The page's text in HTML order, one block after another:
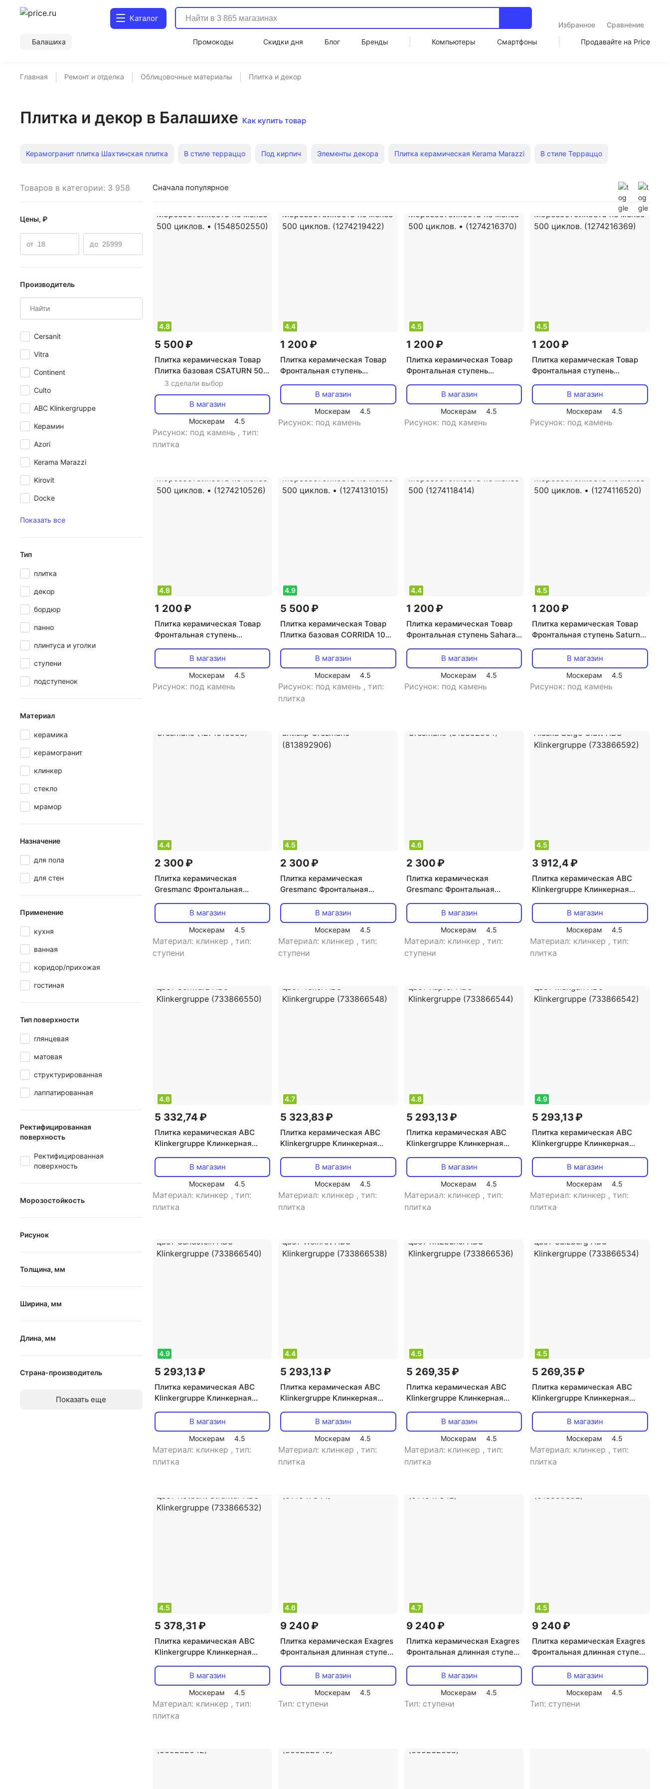
Каталог
Избранное
Сравнение
Балашиха
Промокоды Скидки дня Блог Бренды Компьютеры Смартфоны Продавайте на Price
Главная Ремонт и отделка Облицовочные материалы Плитка и декор
Плитка и декор в Балашихе Как купить товар
Керамогранит плитка Шахтинская плитка В стиле терраццо Под кирпич Элементы декора Плитка керамическая Kerama Marazzi В стиле Терраццо
Настенный декор Мозаика Плитка настенная Керамогранит 600х600 Клинкерная плитка Плитка керамическая
Товаров в категории: 3 958
Цены, ₽
от до
Производитель
Cersanit
Vitra
Continent
Culto
ABC Klinkergruppe
Керамин
Azori
Kerama Marazzi
Kirovit
Docke
Показать все
Тип
плитка
декор
бордюр
панно
плинтуса и уголки
ступени
подступенок
Материал
керамика
керамогранит
клинкер
стекло
мрамор
Назначение
для пола
для стен
Применение
кухня
ванная
коридор/прихожая
гостиная
Тип поверхности
глянцевая
матовая
структурированная
лаппатированная
Ректифицированная
поверхность
Ректифицированная
поверхность
Морозостойкость
Морозостойкость
Рисунок
абстракция
геометрия
однотонный
орнамент
под камень
под ткань
под мозаику
Толщина, мм
Ширина, мм
Длина, мм
Страна-производитель
Показать еще
Сначала популярное
4.8
5 500 ₽
Плитка керамическая Товар
Плитка базовая CSATURN 501
размер: 310х310мм. цвет:
черный, Морозостойкость не
менее 500 циклов. •
(1548502550)
3 сделали выбор
В магазин
Москерам 4.5
Рисунок: под камень , тип:
плитка
4.4
1 200 ₽
Плитка керамическая Товар
Фронтальная cтупень
цвет: коричневый,
Морозостойкость не менее
500 циклов. (1274219422)
В магазин
Москерам 4.5
Рисунок: под камень
4.5
1 200 ₽
Плитка керамическая Товар
Фронтальная cтупень
цвет: красный,
Морозостойкость не менее
500 циклов. • (1274216370)
В магазин
Москерам 4.5
Рисунок: под камень
4.5
1 200 ₽
Плитка керамическая Товар
Фронтальная cтупень
цвет: коричневый,
Морозостойкость не менее
500 циклов. (1274216369)
В магазин
Москерам 4.5
Рисунок: под камень
4.8
1 200 ₽
Плитка керамическая Товар
Фронтальная cтупень
цвет: красный,
Морозостойкость не менее
500 циклов. • (1274210526)
В магазин
Москерам 4.5
Рисунок: под камень
4.9
5 500 ₽
Плитка керамическая Товар
Плитка базовая CORRIDA 104
Морозостойкость не менее
500 циклов. • (1274131015)
В магазин
Москерам 4.5
Рисунок: под камень ,тип:
плитка
4.4
1 200 ₽
Плитка керамическая Товар
Фронтальная cтупень Sahara
коричневый,
Морозостойкость не менее
500 (1274118414)
В магазин
Москерам 4.5
Рисунок: под камень
4.5
1 200 ₽
Плитка керамическая Товар
Фронтальная cтупень Saturn
Морозостойкость не менее
500 циклов. • (1274116520)
В магазин
Москерам 4.5
Рисунок: под камень
4.4
2 300 ₽
Плитка керамическая
Gresmanc Фронтальная
antislip 310x330x14 мм
Gresmanc (1271610998)
В магазин
Москерам 4.5
Материал: клинкер , тип:
ступени
4.5
2 300 ₽
Плитка керамическая
Gresmanc Фронтальная
330x310x15 мм antislip
Gresmanc (813892906)
В магазин
Москерам 4.5
Материал: клинкер ,тип:
ступени
4.6
2 300 ₽
Плитка керамическая
Gresmanc Фронтальная
antislip 330x310x15 мм
Gresmanc (813892904)
В магазин
Москерам 4.5
Материал: клинкер , тип:
ступени
4.5
3 912,4 ₽
Плитка керамическая ABC
Klinkergruppe Клинкерная
кирпича Alaska Beige Glatt
ABC Klinkergruppe
(733866592)
В магазин
Москерам 4.5
Материал: клинкер ,тип:
плитка
4.6
5 332,74 ₽
Плитка керамическая ABC
Klinkergruppe Клинкерная
кирпича цвет Schwarz ABC
Klinkergruppe (733866550)
В магазин
Москерам 4.5
Материал: клинкер , тип:
плитка
4.7
5 323,83 ₽
Плитка керамическая ABC
Klinkergruppe Клинкерная
кирпича цвет Texel ABC
Klinkergruppe (733866548)
В магазин
Москерам 4.5
Материал: клинкер ,тип:
плитка
4.8
5 293,13 ₽
Плитка керамическая ABC
Klinkergruppe Клинкерная
кирпича цвет Kupfer ABC
Klinkergruppe (733866544)
В магазин
Москерам 4.5
Материал: клинкер , тип:
плитка
4.9
5 293,13 ₽
Плитка керамическая ABC
Klinkergruppe Клинкерная
кирпича цвет Mangan ABC
Klinkergruppe (733866542)
В магазин
Москерам 4.5
Материал: клинкер ,тип:
плитка
4.9
5 293,13 ₽
Плитка керамическая ABC
Klinkergruppe Клинкерная
кирпича цвет Sandstein ABC
Klinkergruppe (733866540)
В магазин
Москерам 4.5
Материал: клинкер , тип:
плитка
4.4
5 293,13 ₽
Плитка керамическая ABC
Klinkergruppe Клинкерная
кирпича цвет Weinrot ABC
Klinkergruppe (733866538)
В магазин
Москерам 4.5
Материал: клинкер ,тип:
плитка
4.5
5 269,35 ₽
Плитка керамическая ABC
Klinkergruppe Клинкерная
кирпича цвет Kitzbuhel ABC
Klinkergruppe (733866536)
В магазин
Москерам 4.5
Материал: клинкер , тип:
плитка
4.5
5 269,35 ₽
Плитка керамическая ABC
Klinkergruppe Клинкерная
кирпича цвет Salzburg ABC
Klinkergruppe (733866534)
В магазин
Москерам 4.5
Материал: клинкер ,тип:
плитка
4.5
5 378,31 ₽
Плитка керамическая ABC
Klinkergruppe Клинкерная
кирпича цвет Rotbunt Struktur
ABC Klinkergruppe
(733866532)
В магазин
Москерам 4.5
Материал: клинкер , тип:
плитка
4.6
9 240 ₽
Плитка керамическая Exagres
Фронтальная длинная ступень
Exagres (614547344)
В магазин
Москерам 4.5
Тип: ступени
4.7
9 240 ₽
Плитка керамическая Exagres
Фронтальная длинная ступень
Exagres (614547342)
В магазин
Москерам 4.5
Тип: ступени
4.5
9 240 ₽
Плитка керамическая Exagres
Фронтальная длинная ступень
Exagres (613859892)
В магазин
Москерам 4.5
Тип: ступени